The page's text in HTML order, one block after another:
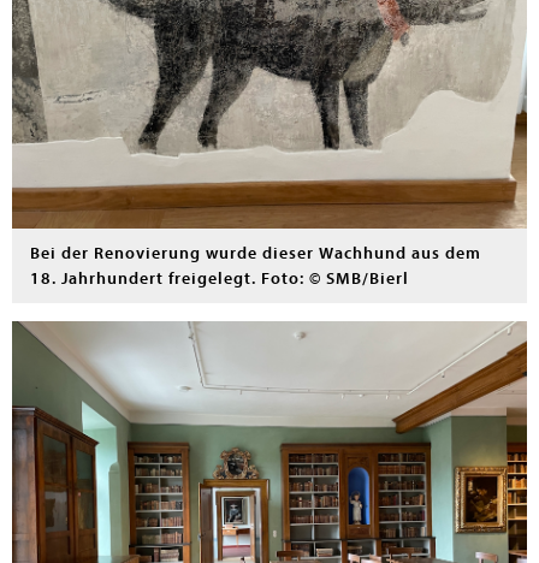
Bei der Renovierung wurde dieser Wachhund aus dem
18. Jahrhundert freigelegt. Foto: © SMB/Bierl